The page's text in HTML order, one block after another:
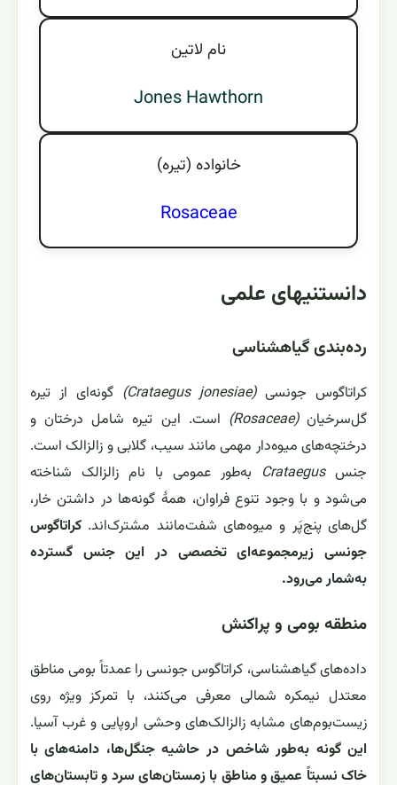
نام لاتين
Jones Hawthorn
خانواده (تيره)
Rosaceae
دانستنیهای علمی
رده‌بندی گیاهشناسی
کراتاگوس جونسی(Crataegus jonesiae)
گونه‌ای از تیره
گل‌سرخیان(Rosaceae)
است. این تیره شامل درختان و
درختچه‌های میوه‌دار مهمی مانند سیب، گلابی و زالزالک است.
جنسCrataegus به‌طور عمومی با نام زالزالک شناخته
می‌شود و با وجود تنوع فراوان، همهٔ گونه‌ها در داشتن خار،
گل‌های پنج‌پَر و میوه‌های شفت‌مانند مشترک‌اند.کراتاگوس
جونسی زیرمجموعه‌ای تخصصی در این جنس گسترده
به‌شمار می‌رود.
منطقه بومی و پراکنش
داده‌های گیاهشناسی، کراتاگوس جونسی را عمدتاً بومی مناطق
معتدل نیمکره شمالی معرفی می‌کنند، با تمرکز ویژه روی
زیست‌بوم‌های مشابه زالزالک‌های وحشی اروپایی و غرب آسیا.
این گونه به‌طور شاخص در حاشیه جنگل‌ها، دامنه‌های با
خاک نسبتاً عمیق و مناطق با زمستان‌های سرد و تابستان‌های